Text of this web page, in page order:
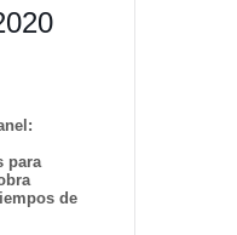
para
de